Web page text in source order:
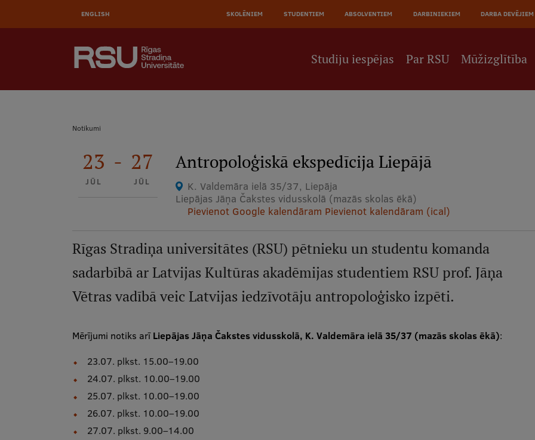
ENGLISH AUGŠĒJĀ
IZVĒLNE
SKOLĒNIEM STUDENTIEM ABSOLVENTIEM DARBINIEKIEM DARBA DEVĒJIEM
Studiju iespējas Par RSU Mūžizglītība
Atpakaļceļš
Notikumi
23
JŪL
- 27
JŪL
Antropoloģiskā ekspedīcija Liepājā
K. Valdemāra ielā 35/37, Liepāja
Liepājas Jāņa Čakstes vidusskolā (mazās skolas ēkā)
Pievienot Google kalendāram Pievienot kalendāram (ical)
Rīgas Stradiņa universitātes (RSU) pētnieku un studentu komanda
sadarbībā ar Latvijas Kultūras akadēmijas studentiem RSU prof. Jāņa
Vētras vadībā veic Latvijas iedzīvotāju antropoloģisko izpēti.
Mērījumi notiks arīLiepājas Jāņa Čakstes vidusskolā, K. Valdemāra ielā 35/37 (mazās skolas ēkā):
23.07. plkst. 15.00–19.00
24.07. plkst. 10.00–19.00
25.07. plkst. 10.00–19.00
26.07. plkst. 10.00–19.00
27.07. plkst. 9.00–14.00